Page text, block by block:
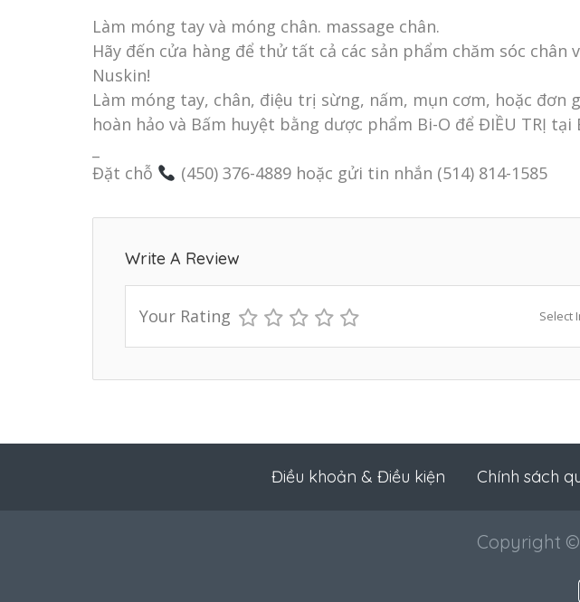
Làm móng tay và móng chân. massage chân.
Hãy đến cửa hàng để thử tất cả các sản phẩm chăm sóc chân
Nuskin!
Làm móng tay, chân, điệu trị sừng, nấm, mụn cơm, hoặc đơn
hoàn hảo và Bấm huyệt bằng dược phẩm Bi-O để ĐIỀU TRỊ tại
Đặt chỗ
(450) 376-4889 hoặc gửi tin nhắn (514) 814-1585
Write A Review
Your Rating Select
Điều khoản & Điều kiện Chính sách
Copyright ©